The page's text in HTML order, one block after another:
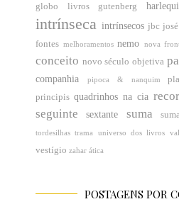
globo livros
gutenberg
intrínseca intrínsecos jbc
fontes melhoramentos nemo nova
conceito novo século objetiva
companhia
pipoca & nanquim
principis quadrinhos na cia
seguinte sextante suma
tordesilhas trama universo dos livros
vestígio zahar ática
POSTAGENS POR